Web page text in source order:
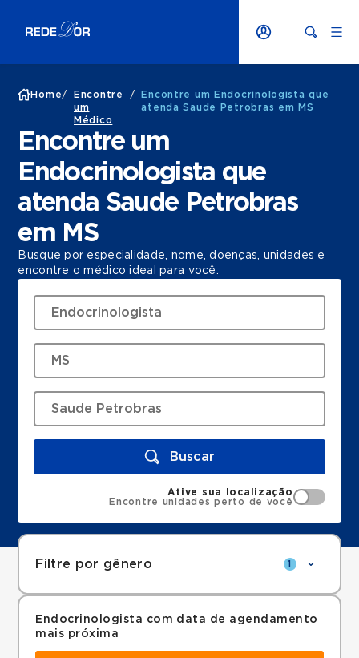
Home/
Encontre
um
Médico
/
Encontre um Endocrinologista que
atenda Saude Petrobras em MS
Encontre um
Endocrinologista que
atenda Saude Petrobras
em MS
Busque por especialidade, nome, doenças, unidades e
encontre o médico ideal para você.
Buscar
Ative sua localização
Encontre unidades perto de você
Filtre por gênero 1
Endocrinologista com data de agendamento
mais próxima